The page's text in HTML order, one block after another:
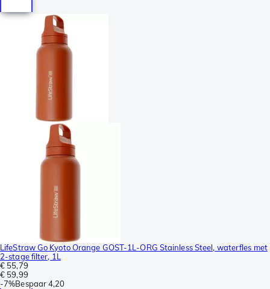
LifeStraw Go Kyoto Orange GOST-1L-ORG Stainless Steel, waterfles met
2-stage filter, 1L
€ 55,79
€ 59,99
-7%Bespaar4,20